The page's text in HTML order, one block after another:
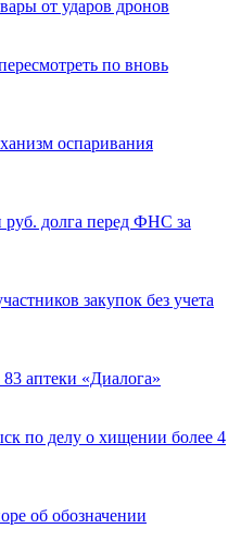
от ударов дронов
по вновь
оспаривания
руб. долга перед ФНС за
закупок без учета
аптеки «Диалога»
по делу о хищении более 4
об обозначении